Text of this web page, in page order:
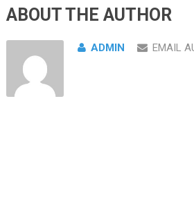
ABOUT THE AUTHOR
ADMIN EMAIL